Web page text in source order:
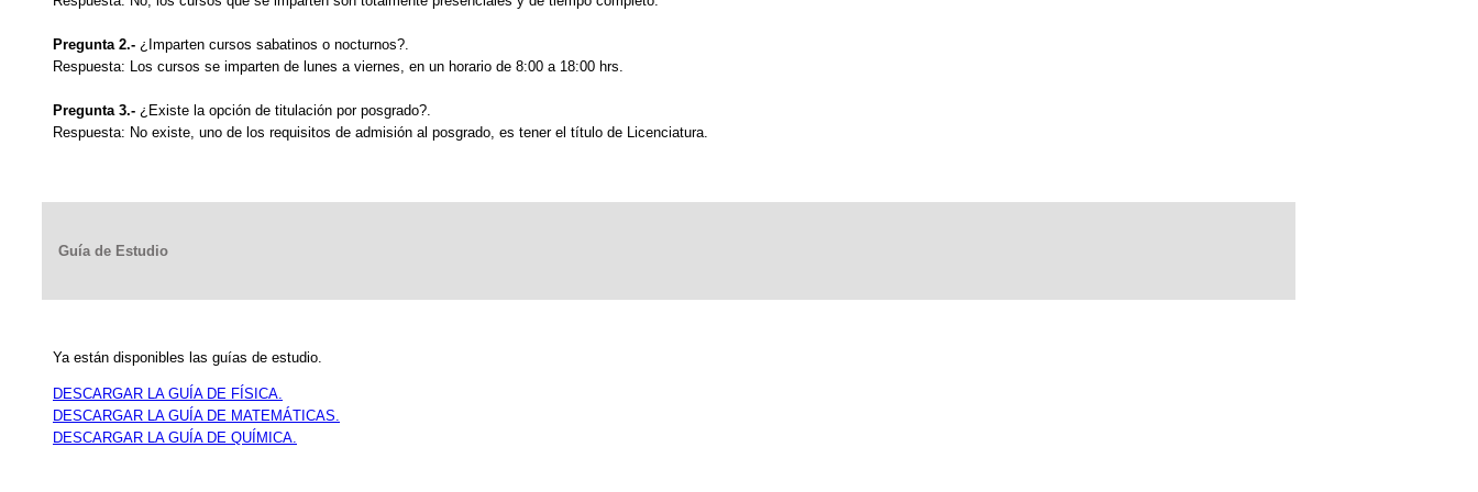
Pregunta 2.- ¿Imparten cursos sabatinos o nocturnos?.
Respuesta: Los cursos se imparten de lunes a viernes, en un horario de 8:00 a 18:00 hrs.
Pregunta 3.- ¿Existe la opción de titulación por posgrado?.
Respuesta: No existe, uno de los requisitos de admisión al posgrado, es tener el título de Licenciatura.
Guía de Estudio
Ya están disponibles las guías de estudio.
DESCARGAR LA GUÍA DE FÍSICA.
DESCARGAR LA GUÍA DE MATEMÁTICAS.
DESCARGAR LA GUÍA DE QUÍMICA.